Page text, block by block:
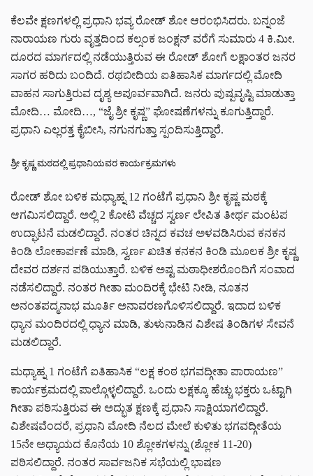
ಕೆಲವೇ ಕ್ಷಣಗಳಲ್ಲಿ ಪ್ರಧಾನಿ ಭವ್ಯ ರೋಡ್ ಶೋ ಆರಂಭಿಸಿದರು. ಬನ್ನಂಜೆ
ನಾರಾಯಣ ಗುರು ವೃತ್ತದಿಂದ ಕಲ್ಸಂಕ ಜಂಕ್ಷನ್ ವರೆಗೆ ಸುಮಾರು 4 ಕಿ.ಮೀ.
ದೂರದ ಮಾರ್ಗದಲ್ಲಿ ನಡೆಯುತ್ತಿರುವ ಈ ರೋಡ್ ಶೋಗೆ ಲಕ್ಷಾಂತರ ಜನರ
ಸಾಗರ ಹರಿದು ಬಂದಿದೆ. ರಥಬೀದಿಯ ಐತಿಹಾಸಿಕ ಮಾರ್ಗದಲ್ಲಿ ಮೋದಿ
ವಾಹನ ಸಾಗುತ್ತಿರುವ ದೃಶ್ಯ ಅಪೂರ್ವವಾಗಿದೆ. ಜನರು ಪುಷ್ಪವೃಷ್ಟಿ ಮಾಡುತ್ತಾ
ಮೋದಿ… ಮೋದಿ…, “ಜೈ ಶ್ರೀ ಕೃಷ್ಣ” ಘೋಷಣೆಗಳನ್ನು ಕೂಗುತ್ತಿದ್ದಾರೆ.
ಪ್ರಧಾನಿ ಎಲ್ಲರತ್ತ ಕೈಬೀಸಿ, ನಗುನಗುತ್ತಾ ಸ್ಪಂದಿಸುತ್ತಿದ್ದಾರೆ.
ಶ್ರೀ ಕೃಷ್ಣ ಮಠದಲ್ಲಿ ಪ್ರಧಾನಿಯವರ ಕಾರ್ಯಕ್ರಮಗಳು
ರೋಡ್ ಶೋ ಬಳಿಕ ಮಧ್ಯಾಹ್ನ 12 ಗಂಟೆಗೆ ಪ್ರಧಾನಿ ಶ್ರೀ ಕೃಷ್ಣ ಮಠಕ್ಕೆ
ಆಗಮಿಸಲಿದ್ದಾರೆ. ಅಲ್ಲಿ 2 ಕೋಟಿ ವೆಚ್ಚದ ಸ್ವರ್ಣ ಲೇಪಿತ ತೀರ್ಥ ಮಂಟಪ
ಉದ್ಘಾಟನೆ ಮಡಲಿದ್ದಾರೆ. ನಂತರ ಚಿನ್ನದ ಕವಚ ಅಳವಡಿಸಿರುವ ಕನಕನ
ಕಿಂಡಿ ಲೋಕಾರ್ಪಣೆ ಮಾಡಿ, ಸ್ವರ್ಣ ಖಚಿತ ಕನಕನ ಕಿಂಡಿ ಮೂಲಕ ಶ್ರೀ ಕೃಷ್ಣ
ದೇವರ ದರ್ಶನ ಪಡಿಯುತ್ತಾರೆ. ಬಳಿಕ ಅಷ್ಟ ಮಠಾಧೀಶರೊಂದಿಗೆ ಸಂವಾದ
ನಡೆಸಲಿದ್ದಾರೆ. ನಂತರ ಗೀತಾ ಮಂದಿರಕ್ಕೆ ಭೇಟಿ ನೀಡಿ, ನೂತನ
ಅನಂತಪದ್ಮನಾಭ ಮೂರ್ತಿ ಅನಾವರಣಗೊಳಿಸಲಿದ್ದಾರೆ. ಇದಾದ ಬಳಿಕ
ಧ್ಯಾನ ಮಂದಿರದಲ್ಲಿ ಧ್ಯಾನ ಮಾಡಿ, ತುಳುನಾಡಿನ ವಿಶೇಷ ತಿಂಡಿಗಳ ಸೇವನೆ
ಮಡಲಿದ್ದಾರೆ.
ಮಧ್ಯಾಹ್ನ 1 ಗಂಟೆಗೆ ಐತಿಹಾಸಿಕ “ಲಕ್ಷ ಕಂಠ ಭಗವದ್ಗೀತಾ ಪಾರಾಯಣ”
ಕಾರ್ಯಕ್ರಮದಲ್ಲಿ ಪಾಲ್ಗೊಳ್ಳಲಿದ್ದಾರೆ. ಒಂದು ಲಕ್ಷಕ್ಕೂ ಹೆಚ್ಚು ಭಕ್ತರು ಒಟ್ಟಾಗಿ
ಗೀತಾ ಪಠಿಸುತ್ತಿರುವ ಈ ಅದ್ಭುತ ಕ್ಷಣಕ್ಕೆ ಪ್ರಧಾನಿ ಸಾಕ್ಷಿಯಾಗಲಿದ್ದಾರೆ.
ವಿಶೇಷವೆಂದರೆ, ಪ್ರಧಾನಿ ಮೋದಿ ನೆಲದ ಮೇಲೆ ಕುಳಿತು ಭಗವದ್ಗೀತೆಯ
15ನೇ ಅಧ್ಯಾಯದ ಕೊನೆಯ 10 ಶ್ಲೋಕಗಳನ್ನು (ಶ್ಲೋಕ 11-20)
ಪಠಿಸಲಿದ್ದಾರೆ. ನಂತರ ಸಾರ್ವಜನಿಕ ಸಭೆಯಲ್ಲಿ ಭಾಷಣ